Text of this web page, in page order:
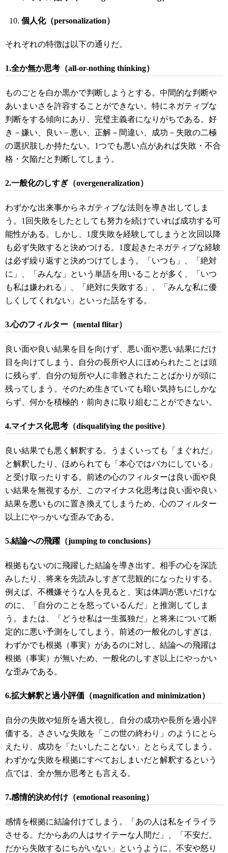
個人化（personalization）
それぞれの特徴は以下の通りだ。
1.全か無か思考（all-or-nothing thinking）
ものごとを白か黒かで判断しようとする。中間的な判断や
あいまいさを許容することができない。特にネガティブな
判断をする傾向にあり、完璧主義者になりがちである。好
き－嫌い、良い－悪い、正解－間違い、成功－失敗の二極
の選択肢しか持たない。1つでも悪い点があれば失敗・不合
格・欠陥だと判断してしまう。
2.一般化のしすぎ（overgeneralization）
わずかな出来事からネガティブな法則を導き出してしま
う。1回失敗をしたとしても努力を続けていれば成功する可
能性がある。しかし、1度失敗を経験してしまうと次回以降
も必ず失敗すると決めつける。1度起きたネガティブな経験
は必ず繰り返すと決めつけてしまう。「いつも」、「絶対
に」、「みんな」という単語を用いることが多く、「いつ
も私は嫌われる」、「絶対に失敗する」、「みんな私に優
しくしてくれない」といった話をする。
3.心のフィルター（mental flitar）
良い面や良い結果を目を向けず、悪い面や悪い結果にだけ
目を向けてしまう。自分の長所や人にほめられたことは頭
に残らず、自分の短所や人に非難されたことばかりが頭に
残ってしまう。そのため生きていても暗い気持ちにしかな
らず、何かを積極的・前向きに取り組むことができない。
4.マイナス化思考（disqualifying the positive）
良い結果でも悪く解釈する。うまくいっても「まぐれだ」
と解釈したり、ほめられても「本心ではバカにしている」
と受け取ったりする。前述の心のフィルターは良い面や良
い結果を無視するが、このマイナス化思考は良い面や良い
結果を悪いものに置き換えてしまうため、心のフィルター
以上にやっかいな歪みである。
5.結論への飛躍（jumping to conclusions）
根拠もないのに飛躍した結論を導き出す。相手の心を深読
みしたり、将来を先読みしすぎて悲観的になったりする。
例えば、不機嫌そうな人を見ると、実は体調が悪いだけな
のに、「自分のことを怒っているんだ」と推測してしま
う。または、「どうせ私は一生孤独だ」と将来について断
定的に悪い予測をしてしまう。前述の一般化のしすぎは、
わずかでも根拠（事実）があるのに対し、結論への飛躍は
根拠（事実）が無いため、一般化のしすぎ以上にやっかい
な歪みである。
6.拡大解釈と過小評価（magnification and minimization）
自分の失敗や短所を過大視し、自分の成功や長所を過小評
価する。ささいな失敗を「この世の終わり」のようにとら
えたり、成功を「たいしたことない」ととらえてしまう。
わずかな失敗を根拠にすべておしまいだと解釈するという
点では、全か無か思考とも言える。
7.感情的決め付け（emotional reasoning）
感情を根拠に結論付けてしまう。「あの人は私をイライラ
させる。だからあの人はサイテーな人間だ」、「不安だ。
だから失敗するにちがいない」というように、不安や怒り